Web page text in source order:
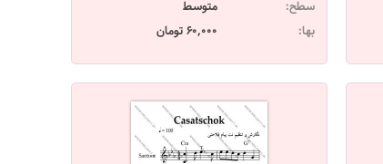
سطح:
متوسط
بها:
60,000 تومان